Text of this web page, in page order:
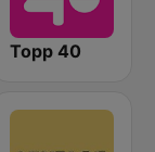
Topp 40